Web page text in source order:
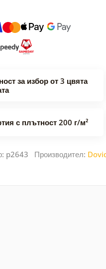
за избор от 3 цвята
с плътност 200 г/м²
p2643 Производител: